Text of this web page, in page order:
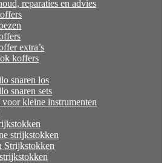
reparaties en advies
extra’s
koffers
snaren los
snaren sets
voor kleine instrumenten
strijkstokken
Strijkstokken